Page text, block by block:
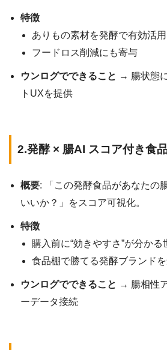
特徴
ありもの素材を発酵で有効活用
フードロス削減にも寄与
ウンログでできること → 腸状態
トUXを提供
2.発酵 × 腸AI スコア付き食
概要: 「この発酵食品があなたの
いいか？」をスコア可視化。
特徴
購入前に“効きやすさ”が分かる
食品棚で勝てる発酵ブランド
ウンログでできること → 腸相性
ーデータ接続